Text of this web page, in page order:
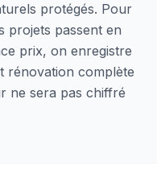
protégés. Pour
projets passent en
prix, on enregistre
rénovation complète
ne sera pas chiffré